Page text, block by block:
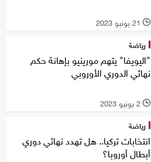
l 21 يونيو 2023
رياضة
"اليويفا" يتهم مورينيو بإهانة حكم
نهائي الدوري الأوروبي
l 2 يونيو 2023
رياضة
انتخابات تركيا.. هل تهدد نهائي دوري
أبطال أوروبا؟